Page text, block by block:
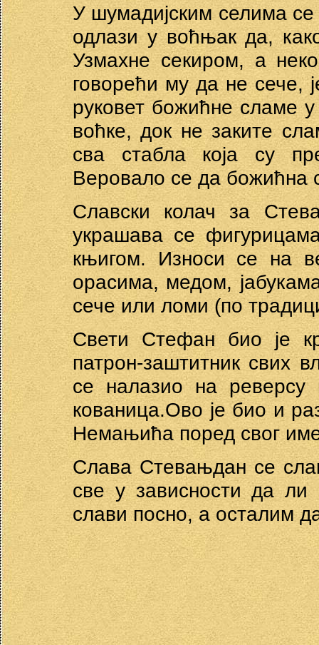
У шумадијским селима
одлази у воћњак да,
Узмахне секиром, а
говорећи му да не сече,
руковет божићне сламе
воћке, док не заките
сва стабла која су
Веровало се да божићна
Славски колач за
украшава се
књигом. Износи се на
орасима, медом,
сече или ломи (по
Свети Стефан био је
патрон-заштитник свих
се налазио на реверсу
кованица.Ово је био и
Немањића поред свог
Слава Стевањдан се
све у зависности да
слави посно, а осталим